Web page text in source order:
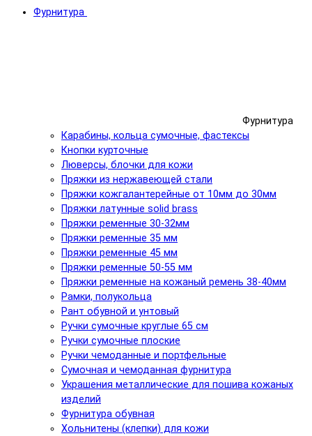
Фурнитура
Фурнитура
Карабины, кольца сумочные, фастексы
Кнопки курточные
Люверсы, блочки для кожи
Пряжки из нержавеющей стали
Пряжки кожгалантерейные от 10мм до 30мм
Пряжки латунные solid brass
Пряжки ременные 30-32мм
Пряжки ременные 35 мм
Пряжки ременные 45 мм
Пряжки ременные 50-55 мм
Пряжки ременные на кожаный ремень 38-40мм
Рамки, полукольца
Рант обувной и унтовый
Ручки сумочные круглые 65 см
Ручки сумочные плоские
Ручки чемоданные и портфельные
Сумочная и чемоданная фурнитура
Украшения металлические для пошива кожаных
изделий
Фурнитура обувная
Хольнитены (клепки) для кожи